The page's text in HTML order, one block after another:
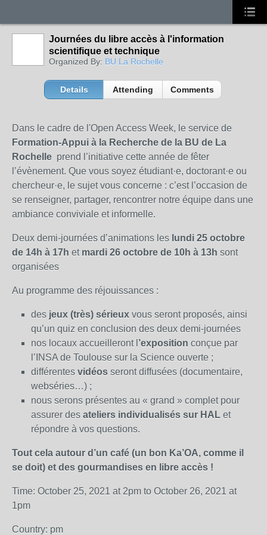
Journées du libre accès à l'information
scientifique et technique
Organized By: BU La Rochelle
Details Attending Comments
Dans le cadre de l'Open Access Week, le service de
Formation-Appui à la Recherche de la BU de La
Rochelle prend l’initiative cette année de fêter
l’évènement. Que vous soyez étudiant·e, doctorant·e ou
chercheur·e, le sujet vous concerne : c’est l’occasion de
se renseigner, partager, rencontrer notre équipe dans une
ambiance conviviale et informelle.
Deux demi-journées d’animations les lundi 25 octobre
de 14h à 17h et mardi 26 octobre de 10h à 13h sont
organisées
Au programme des réjouissances :
des jeux (très) sérieux vous seront proposés, ainsi
qu’un quiz en conclusion des deux demi-journées
nos locaux accueilleront l ’exposition conçue par
l’INSA de Toulouse sur la Science ouverte ;
différentes vidéos seront diffusées (documentaire,
webséries…) ;
nous serons présentes au « grand » complet pour
assurer des ateliers individualisés sur HAL et
répondre à vos questions.
Tout cela autour d’un café (un bon Ka’OA, comme il
se doit) et des gourmandises en libre accès !
Time: October 25, 2021 at 2pm to October 26, 2021 at
1pm
Country: pm